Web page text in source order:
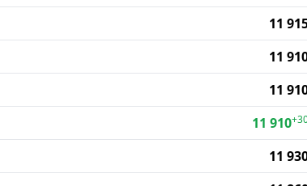
11
11
11
11 910
11